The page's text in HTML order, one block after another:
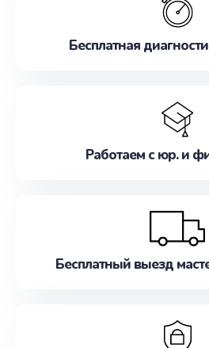
Бесплатная
Работаем с юр. и
Бесплатный выезд